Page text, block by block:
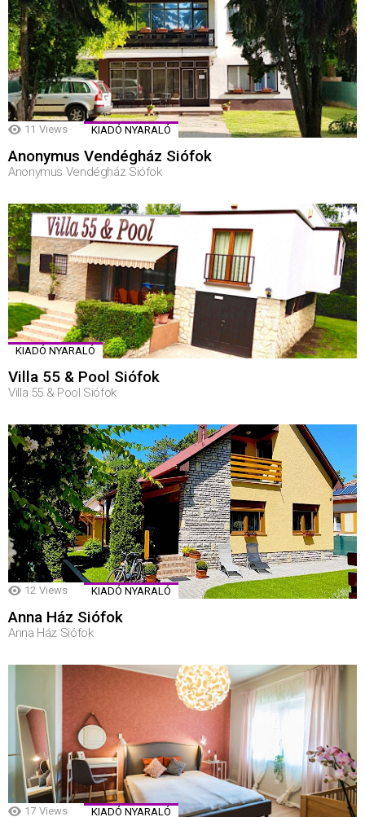
11 Views KIADÓ NYARALÓ
Anonymus Vendégház Siófok
Anonymus Vendégház Siófok
KIADÓ NYARALÓ
Villa 55 & Pool Siófok
Villa 55 & Pool Siófok
12 Views KIADÓ NYARALÓ
Anna Ház Siófok
Anna Ház Siófok
17 Views KIADÓ NYARALÓ